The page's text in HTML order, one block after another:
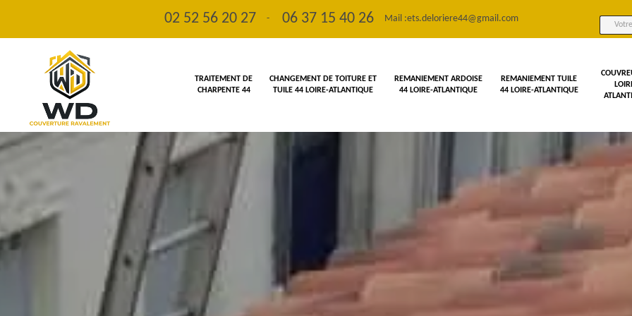
02 52 56 20 27 - 06 37 15 40 26 Mail :ets.deloriere44@gmail.com
TRAITEMENT DE
CHARPENTE 44
CHANGEMENT DE TOITURE ET
TUILE 44 LOIRE-ATLANTIQUE
REMANIEMENT ARDOISE
44 LOIRE-ATLANTIQUE
REMANIEMENT TUILE
44 LOIRE-ATLANTIQUE